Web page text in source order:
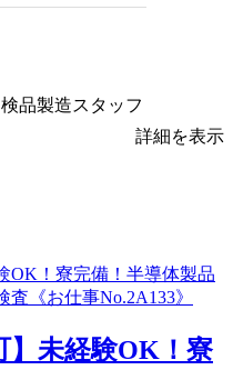
品製造スタッフ
詳細を表示
】未経験OK！寮